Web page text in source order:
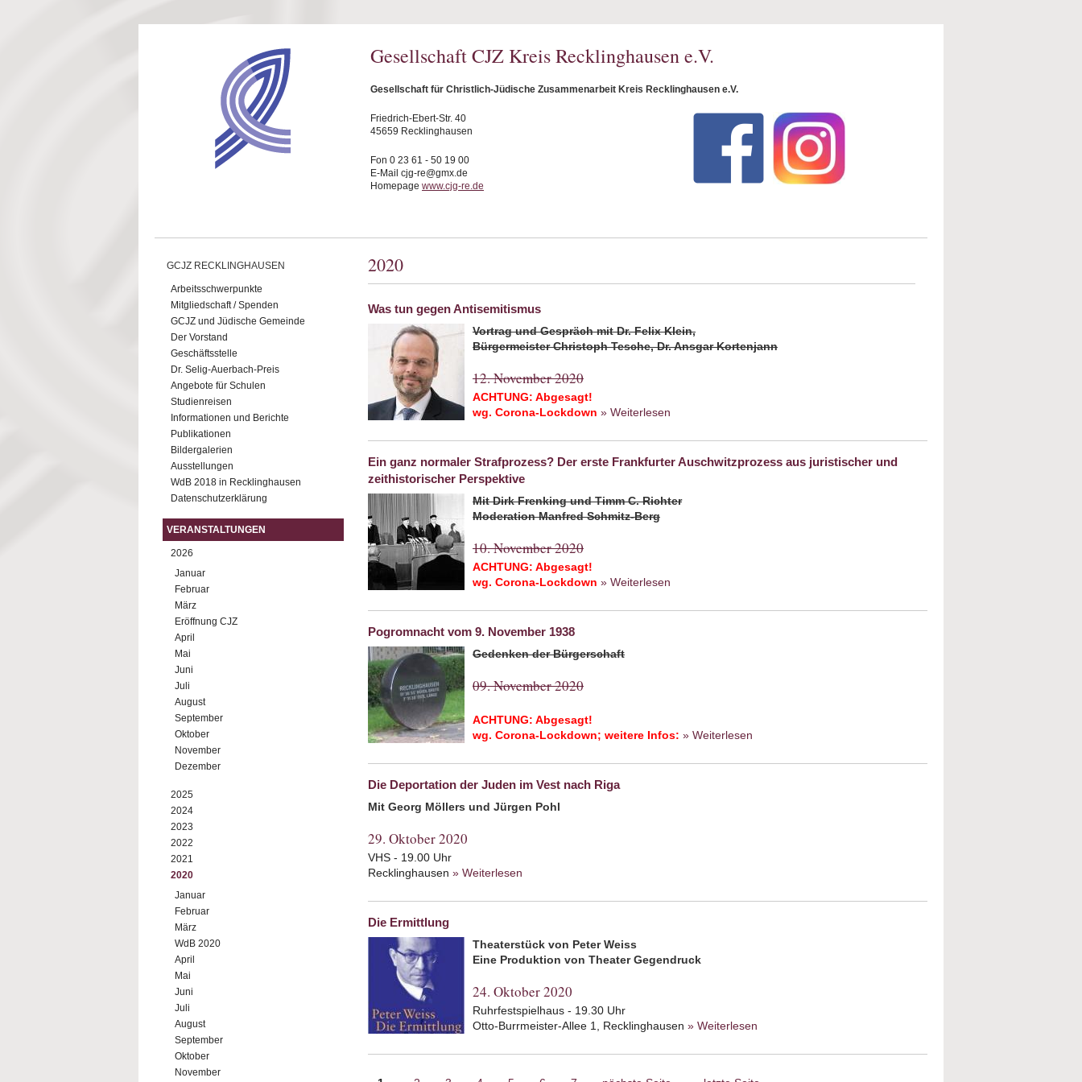
Gesellschaft CJZ Kreis Recklinghausen e.V.
Gesellschaft für Christlich-Jüdische Zusammenarbeit Kreis Recklinghausen e.V.
Friedrich-Ebert-Str. 40
45659 Recklinghausen
Fon 0 23 61 - 50 19 00
E-Mail cjg-re@gmx.de
Homepage www.cjg-re.de
GCJZ RECKLINGHAUSEN
Arbeitsschwerpunkte
Mitgliedschaft / Spenden
GCJZ und Jüdische Gemeinde
Der Vorstand
Geschäftsstelle
Dr. Selig-Auerbach-Preis
Angebote für Schulen
Studienreisen
Informationen und Berichte
Publikationen
Bildergalerien
Ausstellungen
WdB 2018 in Recklinghausen
Datenschutzerklärung
VERANSTALTUNGEN
2026
Januar
Februar
März
Eröffnung CJZ
April
Mai
Juni
Juli
August
September
Oktober
November
Dezember
2025
2024
2023
2022
2021
2020
Januar
Februar
März
WdB 2020
April
Mai
Juni
Juli
August
September
Oktober
November
2020
Was tun gegen Antisemitismus
Vortrag und Gespräch mit Dr. Felix Klein,
Bürgermeister Christoph Tesche, Dr. Ansgar Kortenjann
12. November 2020
ACHTUNG: Abgesagt!
wg. Corona-Lockdown » Weiterlesen
Ein ganz normaler Strafprozess? Der erste Frankfurter Auschwitzprozess aus juristischer und
zeithistorischer Perspektive
Mit Dirk Frenking und Timm C. Richter
Moderation Manfred Schmitz-Berg
10. November 2020
ACHTUNG: Abgesagt!
wg. Corona-Lockdown » Weiterlesen
zeithistorischer Perspektive
Pogromnacht vom 9. November 1938
Gedenken der Bürgerschaft
09. November 2020
ACHTUNG: Abgesagt!
wg. Corona-Lockdown; weitere Infos: » Weiterlesen
Die Deportation der Juden im Vest nach Riga
Mit Georg Möllers und Jürgen Pohl
29. Oktober 2020
VHS - 19.00 Uhr
Recklinghausen » Weiterlesen
Die Ermittlung
Theaterstück von Peter Weiss
Eine Produktion von Theater Gegendruck
24. Oktober 2020
Ruhrfestspielhaus - 19.30 Uhr
Otto-Burrmeister-Allee 1, Recklinghausen » Weiterlesen